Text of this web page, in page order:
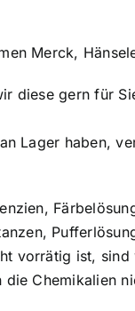
Merck,
diese gern für
Lager haben,
vorrätig ist,
Chemikalien